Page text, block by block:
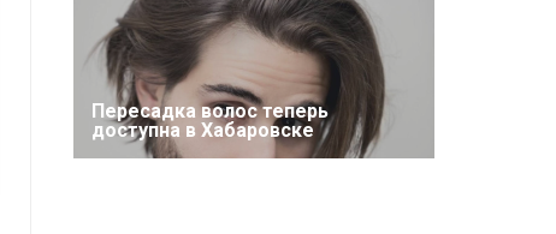
Пересадка волос теперь
доступна в Хабаровске